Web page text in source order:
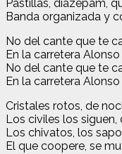
Pastillas, diazepam,
Banda organizada y
No del cante que te
En la carretera
No del cante que te
En la carretera
Cristales rotos, de
Los civiles los
Los chivatos, los
El que coopere, se